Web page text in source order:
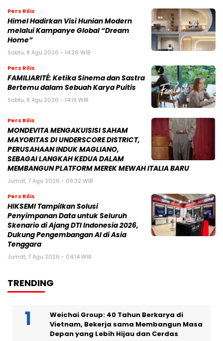
Pers Rilis
Himel Hadirkan Visi Hunian Modern
melalui Kampanye Global “Dream
Home”
Sabtu, 8 Agu 2026 - 14:26 WIB
Pers Rilis
FAMILIARITÉ: Ketika Sinema dan Sastra
Bertemu dalam Sebuah Karya Puitis
Sabtu, 8 Agu 2026 - 14:19 WIB
Pers Rilis
MONDEVITA MENGAKUISISI SAHAM
MAYORITAS DI UNDERSCORE DISTRICT,
PERUSAHAAN INDUK MAGLIANO,
SEBAGAI LANGKAH KEDUA DALAM
MEMBANGUN PLATFORM MEREK MEWAH ITALIA BARU
Jumat, 7 Agu 2026 - 09:32 WIB
Pers Rilis
HIKSEMI Tampilkan Solusi
Penyimpanan Data untuk Seluruh
Skenario di Ajang DTI Indonesia 2026,
Dukung Pengembangan AI di Asia
Tenggara
Jumat, 7 Agu 2026 - 04:14 WIB
TRENDING
Weichai Group: 40 Tahun Berkarya di
Vietnam, Bekerja sama Membangun Masa
Depan yang Lebih Hijau dan Cerdas